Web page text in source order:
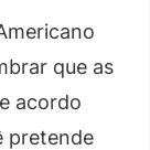
que as
acordo
pretende